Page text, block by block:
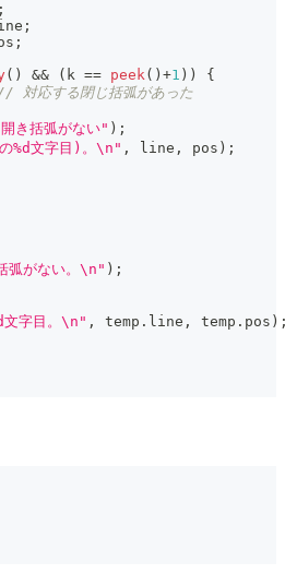
;
;
;
( ) && ( k == peek( ) +1 ) )
{
対応する閉じ括弧があった
き括弧がない" ) ;
%d文字目)。\n" , line , pos ) ;
弧がない。\n" ) ;
文字目。\n" , temp . line , temp . pos )